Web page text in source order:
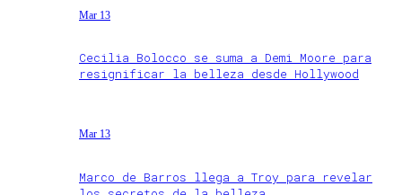
Mar 13
Cecilia Bolocco se suma a Demi Moore para
resignificar la belleza desde Hollywood
Mar 13
Marco de Barros llega a Troy para revelar